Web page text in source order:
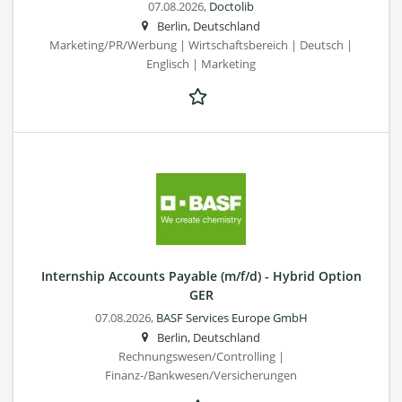
07.08.2026, Doctolib
Berlin, Deutschland
Marketing/PR/Werbung | Wirtschaftsbereich | Deutsch |
Englisch | Marketing
Internship Accounts Payable (m/f/d) - Hybrid Option
GER
07.08.2026, BASF Services Europe GmbH
Berlin, Deutschland
Rechnungswesen/Controlling |
Finanz-/Bankwesen/Versicherungen